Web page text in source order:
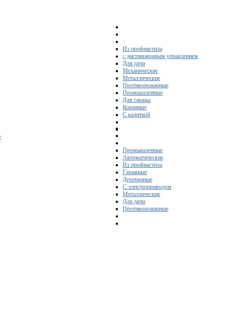
Из профнастила
с дистанционным управлением
Для дачи
Механические
Металлические
Противопожарные
Промышленные
Для гаража
Кованные
С калиткой
Промышленные
Автоматические
Из профнастила
Гаражные
Деревянные
С электроприводом
Металлические
Для дачи
Противопожарные